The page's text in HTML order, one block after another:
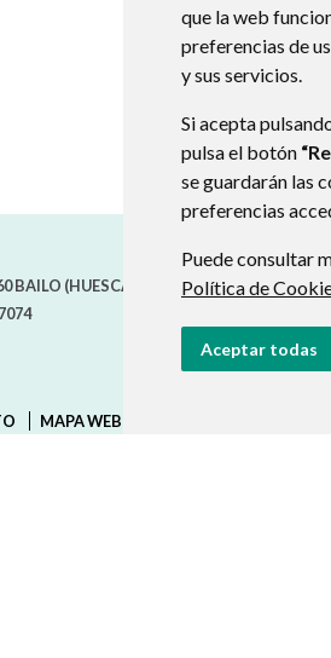
que la web
preferencias de
y sus servicios.
Si acepta
pulsa el botón
se guardarán las
preferencias
Puede consultar
Política de
Aceptar todas
BAILO (HUESCA) - ARAGÓN(ESPAÑA)
MAPA WEB